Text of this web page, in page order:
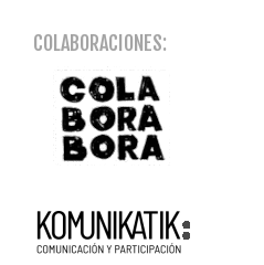
COLABORACIONES: